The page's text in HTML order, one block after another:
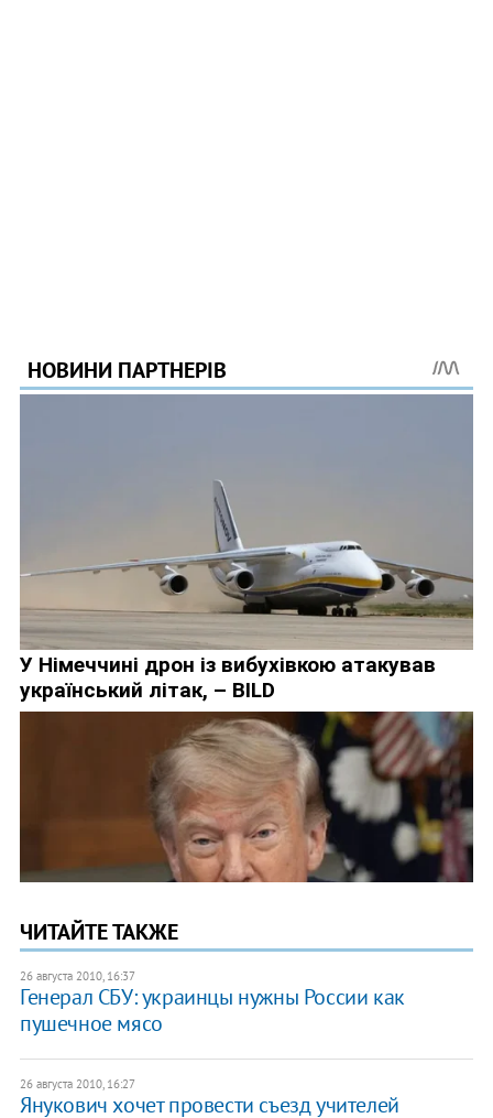
ЧИТАЙТЕ ТАКЖЕ
26 августа 2010, 16:37
Генерал СБУ: украинцы нужны России как
пушечное мясо
26 августа 2010, 16:27
Янукович хочет провести съезд учителей